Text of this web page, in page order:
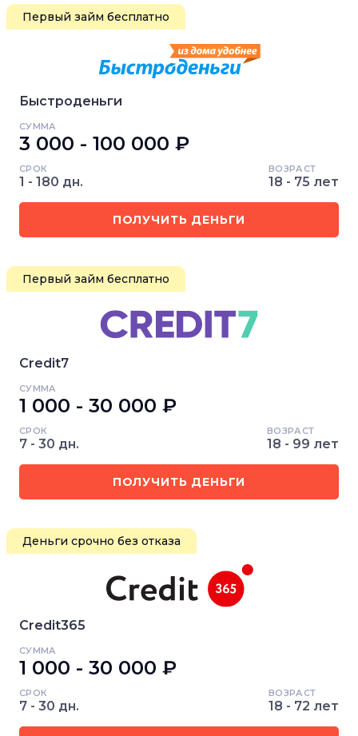
Первый займ бесплатно
Быстроденьги
СУММА
3 000 - 100 000 ₽
СРОК
1 - 180 дн.
ВОЗРАСТ
18 - 75 лет
ПОЛУЧИТЬ ДЕНЬГИ
Первый займ бесплатно
Credit7
СУММА
1 000 - 30 000 ₽
СРОК
7 - 30 дн.
ВОЗРАСТ
18 - 99 лет
ПОЛУЧИТЬ ДЕНЬГИ
Деньги срочно без отказа
Credit365
СУММА
1 000 - 30 000 ₽
СРОК
7 - 30 дн.
ВОЗРАСТ
18 - 72 лет